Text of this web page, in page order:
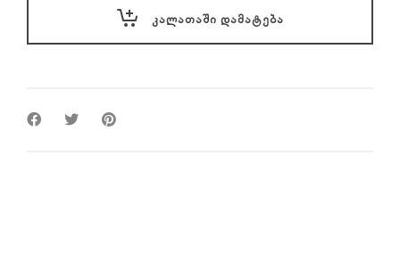
ᲙᲐᲚᲐᲗᲐᲨᲘ ᲓᲐᲛᲐᲢᲔᲑᲐ